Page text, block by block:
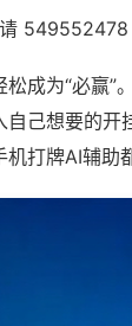
成为“必赢
自己想要的
打牌AI辅助